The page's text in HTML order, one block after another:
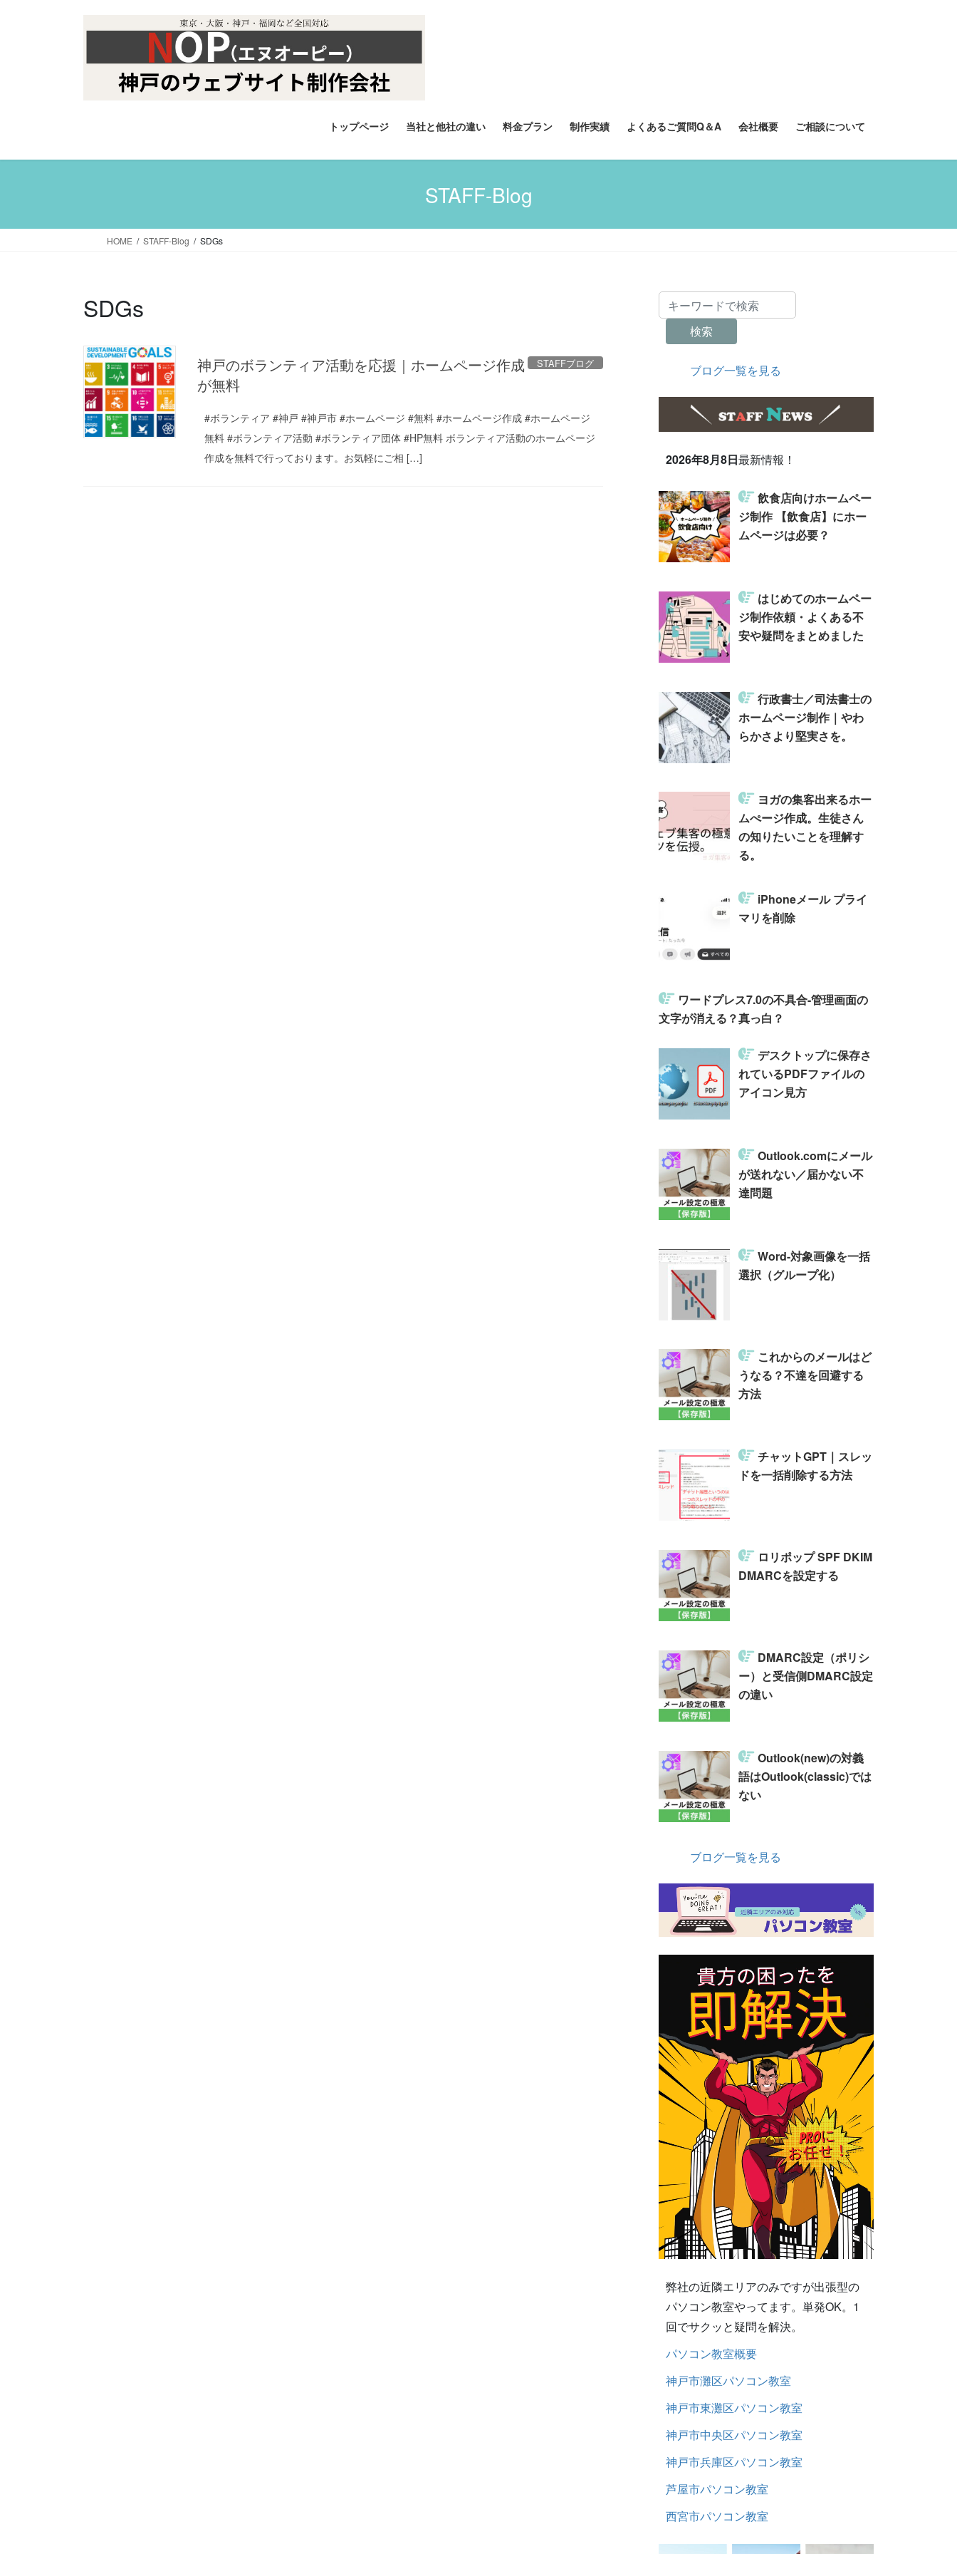
プ
動
トップページ 当社と他社の違い 料金プラン 制作実績 よくあるご質問Q＆A 会社概要 ご相談について
STAFF-Blog
HOME STAFF-Blog SDGs
SDGs
STAFFブログ
神戸のボランティア活動を応援｜ホームページ作成
が無料
#ボランティア #神戸 #神戸市 #ホームページ #無料 #ホームページ作成 #ホームページ
無料 #ボランティア活動 #ボランティア団体 #HP無料 ボランティア活動のホームページ
作成を無料で行っております。お気軽にご相 […]
検索
ブログ一覧を見る
2026年8月8日最新情報！
飲食店向けホームペー
ジ制作 【飲食店】にホー
ムページは必要？
はじめてのホームペー
ジ制作依頼・よくある不
安や疑問をまとめました
行政書士／司法書士の
ホームページ制作｜やわ
らかさより堅実さを。
ヨガの集客出来るホー
ムぺージ作成。生徒さん
の知りたいことを理解す
る。
iPhoneメール プライ
マリを削除
ワードプレス7.0の不具合-管理画面の
文字が消える？真っ白？
デスクトップに保存さ
れているPDFファイルの
アイコン見方
Outlook.comにメール
が送れない／届かない不
達問題
Word-対象画像を一括
選択（グループ化）
これからのメールはど
うなる？不達を回避する
方法
チャットGPT｜スレッ
ドを一括削除する方法
ロリポップ SPF DKIM
DMARCを設定する
DMARC設定（ポリシ
ー）と受信側DMARC設定
の違い
Outlook(new)の対義
語はOutlook(classic)では
ない
ブログ一覧を見る
弊社の近隣エリアのみですが出張型の
パソコン教室やってます。単発OK。1
回でサクッと疑問を解決。
パソコン教室概要
神戸市灘区パソコン教室
神戸市東灘区パソコン教室
神戸市中央区パソコン教室
神戸市兵庫区パソコン教室
芦屋市パソコン教室
西宮市パソコン教室